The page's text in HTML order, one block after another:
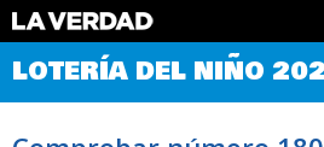
Comprobar Loteria del Niño
Premios
LOTERÍA DEL NIÑO